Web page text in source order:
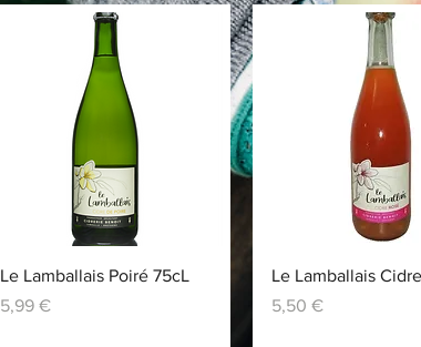
Aperçu rapide
Le Lamballais Poiré 75cL
Prix
5,99 €
Aperçu rapide
Le Lamballais
Prix
5,50 €